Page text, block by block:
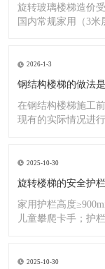
旋转玻璃楼梯造价
国内常规家用（3
2026-1-3
钢结构楼梯的做法
在钢结构楼梯施工
现有的实际情况进
2025-10-30
旋转楼梯的安全护
家用护栏高度
儿童攀爬卡手；护
2025-10-30